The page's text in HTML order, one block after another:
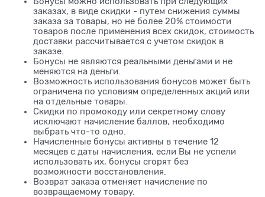
заказах, в виде скидки - путем снижения суммы
заказа за товары, но не более 20% стоимости
товаров после применения всех скидок, стоимость
доставки рассчитывается с учетом скидок в
заказе.
Бонусы не являются реальными деньгами и не
меняются на деньги.
Возможность использования бонусов может быть
ограничена по условиям определенных акций или
на отдельные товары.
Скидки по промокоду или секретному слову
исключают начисление баллов, необходимо
выбрать что-то одно.
Начисленные бонусы активны в течение 12
месяцев с даты начисления, если Вы не успели
использовать их, бонусы сгорят без
возможности восстановления.
Возврат заказа отменяет начисление по
возвращаемому товару.